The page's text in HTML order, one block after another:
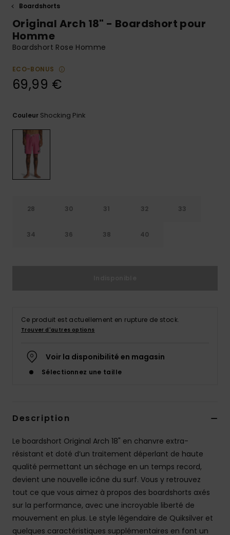
plus rapide
aux
la FAQ
Boardshorts
Original Arch 18" - Boardshort pour
Homme
Boardshort Rose Homme
ECO-BONUS
69,99 €
Couleur Shocking Pink
28 30 31 32 33
34 36 38 40
Ce produit est actuellement en rupture de stock.
Trouver d'autres options
Voir la disponibilité en magasin
Sélectionnez une taille
Description
Le boardshort Original Arch 18" en chanvre extra-
résistant et doté d’un traitement déperlant de haute
qualité permettant un séchage en un temps record,
devient une nouvelle icône du surf. Vous y retrouvez
tout ce que vous aimez à propos des boardshorts axés
sur la performance, avec une incroyable liberté de
mouvement en plus. Le style légendaire de Quiksilver et
quelques caractéristiques supplémentaires en font un